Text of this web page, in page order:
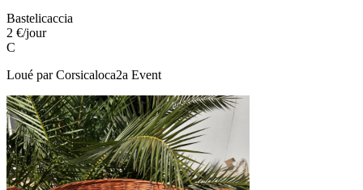
Bastelicaccia
2 €/jour
C
Loué parCorsicaloca2a Event